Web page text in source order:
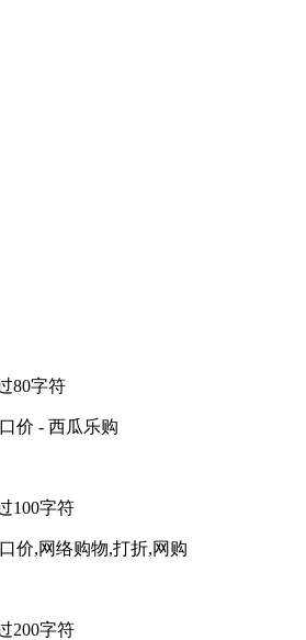
80字符
价 - 西瓜乐购
100字符
价,网络购物,打折,网购
200字符